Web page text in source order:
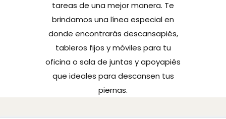
tareas de una mejor manera. Te
brindamos una línea especial en
donde encontrarás descansapiés,
tableros fijos y móviles para tu
oficina o sala de juntas y apoyapiés
que ideales para descansen tus
piernas.